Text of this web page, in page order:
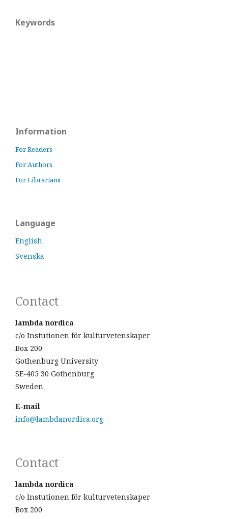
Keywords
Information
For Readers
For Authors
For Librarians
Language
English
Svenska
Contact
lambda nordica
c/o Instutionen för kulturvetenskaper
Box 200
Gothenburg University
SE-405 30 Gothenburg
Sweden
E-mail
info@lambdanordica.org
Contact
lambda nordica
c/o Instutionen för kulturvetenskaper
Box 200